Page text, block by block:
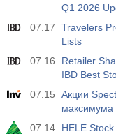
Q1 2026
07.17
Travelers
Lists
07.16
Retailer
IBD Best
07.15
Акции
максимума
07.14
HELE